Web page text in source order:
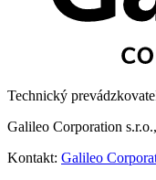
Technický
Galileo Corporation
Kontakt: Galileo